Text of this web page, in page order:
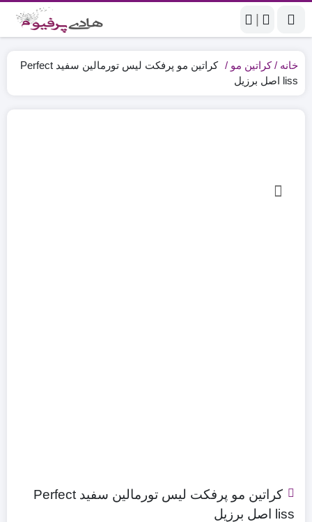
خانه کراتین مو
کراتین مو پرفکت لیس تورمالین سفید Perfect
liss اصل برزیل
کراتین مو پرفکت لیس تورمالین سفید Perfect
liss اصل برزیل